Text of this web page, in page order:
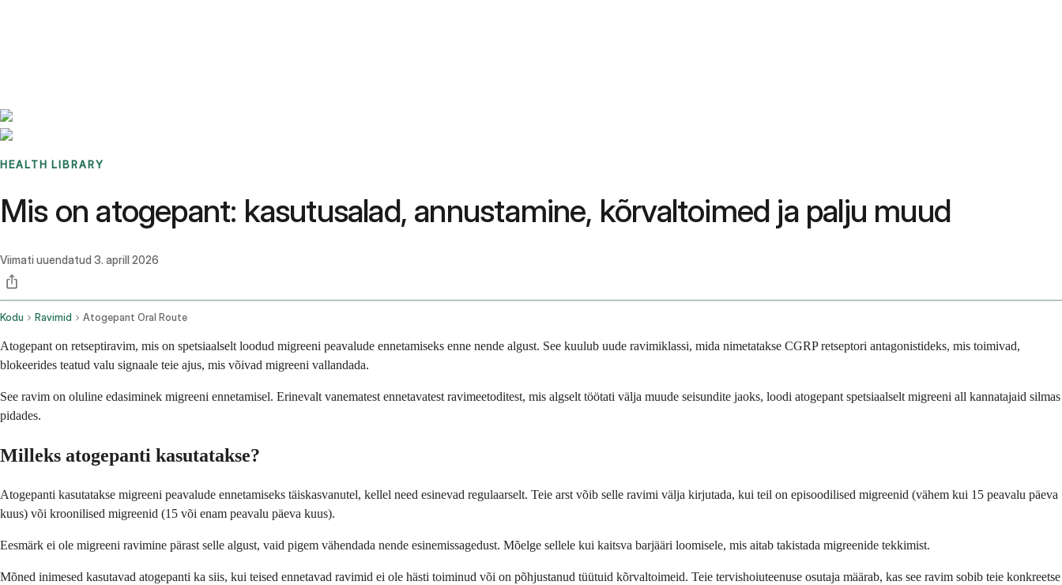
HEALTH LIBRARY
Mis on atogepant: kasutusalad, annustamine, kõrvaltoimed ja palju muud
Viimati uuendatud 3. aprill 2026
Kodu Ravimid Atogepant Oral Route
Atogepant on retseptiravim, mis on spetsiaalselt loodud migreeni peavalude ennetamiseks enne nende algust. See kuulub uude ravimiklassi, mida nimetatakse CGRP retseptori antagonistideks, mis toimivad,
blokeerides teatud valu signaale teie ajus, mis võivad migreeni vallandada.
See ravim on oluline edasiminek migreeni ennetamisel. Erinevalt vanematest ennetavatest ravimeetoditest, mis algselt töötati välja muude seisundite jaoks, loodi atogepant spetsiaalselt migreeni all kannatajaid silmas
pidades.
Milleks atogepanti kasutatakse?
Atogepanti kasutatakse migreeni peavalude ennetamiseks täiskasvanutel, kellel need esinevad regulaarselt. Teie arst võib selle ravimi välja kirjutada, kui teil on episoodilised migreenid (vähem kui 15 peavalu päeva
kuus) või kroonilised migreenid (15 või enam peavalu päeva kuus).
Eesmärk ei ole migreeni ravimine pärast selle algust, vaid pigem vähendada nende esinemissagedust. Mõelge sellele kui kaitsva barjääri loomisele, mis aitab takistada migreenide tekkimist.
Mõned inimesed kasutavad atogepanti ka siis, kui teised ennetavad ravimid ei ole hästi toiminud või on põhjustanud tüütuid kõrvaltoimeid. Teie tervishoiuteenuse osutaja määrab, kas see ravim sobib teie konkreetse